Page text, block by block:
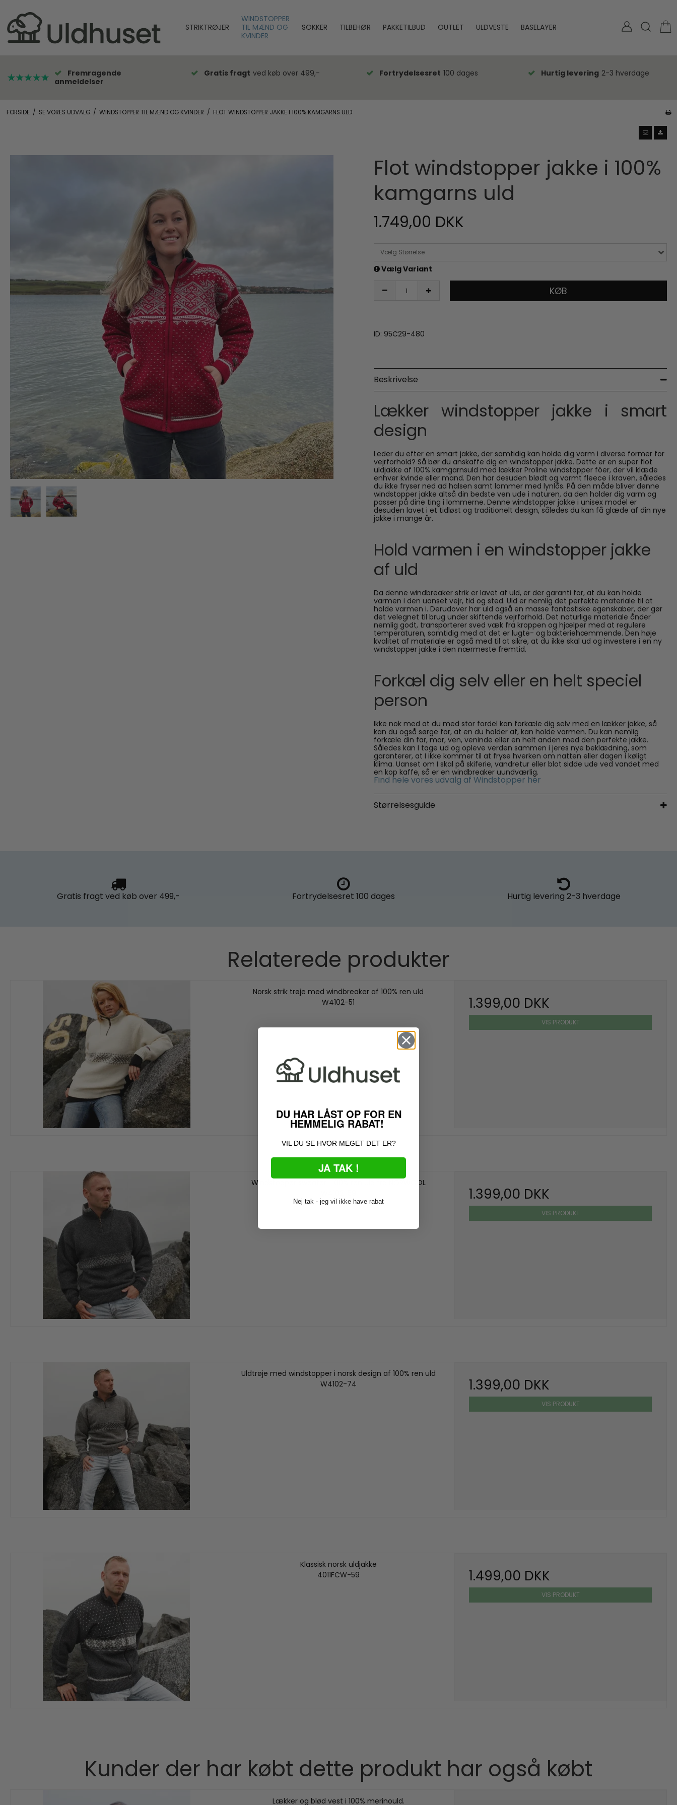
STRIKTRØJER
WINDSTOPPER
TIL MÆND OG
KVINDER
SOKKER TILBEHØR PAKKETILBUD OUTLET ULDVESTE BASELAYER
Fremragende
anmeldelser
Gratis fragt ved køb over 499,- Fortrydelsesret 100 dages Hurtig levering 2-3 hverdage
FORSIDE / SE VORES UDVALG / WINDSTOPPER TIL MÆND OG KVINDER / FLOT WINDSTOPPER JAKKE I 100% KAMGARNS ULD
Flot windstopper jakke i 100%
kamgarns uld
1.749,00 DKK
Vælg Størrelse
Vælg Variant
KØB
ID: 95C29-480
Beskrivelse
Lækker windstopper jakke i smart
design
Leder du efter en smart jakke, der samtidig kan holde dig varm i diverse former for
vejrforhold? Så bør du anskaffe dig en windstopper jakke. Dette er en super flot
uldjakke af 100% kamgarnsuld med lækker Proline windstopper fóer, der vil klæde
enhver kvinde eller mand. Den har desuden blødt og varmt fleece i kraven, således
du ikke fryser ned ad halsen samt lommer med lynlås. På den måde bliver denne
windstopper jakke altså din bedste ven ude i naturen, da den holder dig varm og
passer på dine ting i lommerne. Denne windstopper jakke i unisex model er
desuden lavet i et tidløst og traditionelt design, således du kan få glæde af din nye
jakke i mange år.
Hold varmen i en windstopper jakke
af uld
Da denne windbreaker strik er lavet af uld, er der garanti for, at du kan holde
varmen i den uanset vejr, tid og sted. Uld er nemlig det perfekte materiale til at
holde varmen i. Derudover har uld også en masse fantastiske egenskaber, der gør
det velegnet til brug under skiftende vejrforhold. Det naturlige materiale ånder
nemlig godt, transporterer sved væk fra kroppen og hjælper med at regulere
temperaturen, samtidig med at det er lugte- og bakteriehæmmende. Den høje
kvalitet af materiale er også med til at sikre, at du ikke skal ud og investere i en ny
windstopper jakke i den nærmeste fremtid.
Forkæl dig selv eller en helt speciel
person
Ikke nok med at du med stor fordel kan forkæle dig selv med en lækker jakke, så
kan du også sørge for, at en du holder af, kan holde varmen. Du kan nemlig
forkæle din far, mor, ven, veninde eller en helt anden med den perfekte jakke.
Således kan I tage ud og opleve verden sammen i jeres nye beklædning, som
garanterer, at I ikke kommer til at fryse hverken om natten eller dagen i køligt
klima. Uanset om I skal på skiferie, vandretur eller blot sidde ude ved vandet med
en kop kaffe, så er en windbreaker uundværlig.
Find hele vores udvalg af Windstopper her
Størrelsesguide
Gratis fragt ved køb over 499,- Fortrydelsesret 100 dages Hurtig levering 2-3 hverdage
Relaterede produkter
Norsk strik trøje med windbreaker af 100% ren uld
W4102-51
1.399,00 DKK
VIS PRODUKT
Windstopper sweater i 100% ren uld fra NORWOOL
1.399,00 DKK
VIS PRODUKT
Uldtrøje med windstopper i norsk design af 100% ren uld
W4102-74
1.399,00 DKK
VIS PRODUKT
Klassisk norsk uldjakke
4011FCW-59
1.499,00 DKK
VIS PRODUKT
Kunder der har købt dette produkt har også købt
Lækker og blød vest i 100% merinould.
DU HAR LÅST OP FOR EN
HEMMELIG RABAT!
VIL DU SE HVOR MEGET DET ER?
JA TAK !
Nej tak - jeg vil ikke have rabat